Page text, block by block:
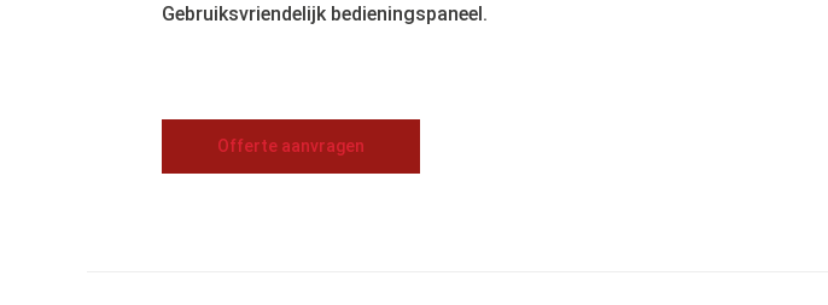
Gebruiksvriendelijk bedieningspaneel.
Offerte aanvragen